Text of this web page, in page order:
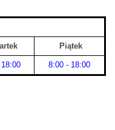
Piątek
8:00 - 18:00